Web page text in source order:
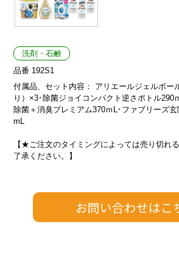
洗剤・石鹸
品番 192S1
付属品、セット内容： アリエールジェルボー
り）×3･除菌ジョイコンパクト逆さボトル290
除菌＋消臭プレミアム370ｍL･ファブリーズ
mL
【★ご注文のタイミングによっては売り切れ
了承ください。】